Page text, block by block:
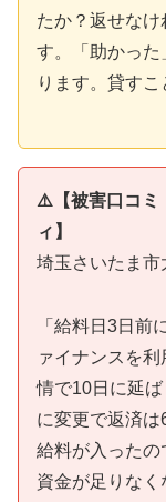
たか？返せなけ
す。「助かった
ります。貸すこ
⚠️【被害口コミ
ィ】
埼玉さいたま市
「給料日3日前
ァイナンスを
情で10日に延
に変更で返済は
給料が入ったの
資金が足りな